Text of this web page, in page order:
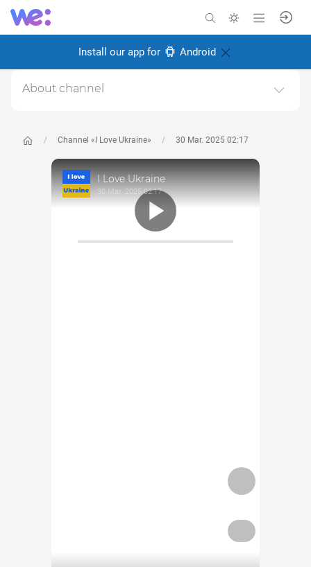
Install our app for Android
Channel «I Love Ukraine» 30 Mar. 2025 02:17
I Love Ukraine
30 Mar. 2025 02:17
About channel
Україну.
Created: 2 November 2024
Responsible:Miro Baida